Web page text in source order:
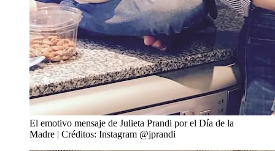
El emotivo mensaje de Julieta Prandi por el Día de la
Madre | Créditos: Instagram @jprandi